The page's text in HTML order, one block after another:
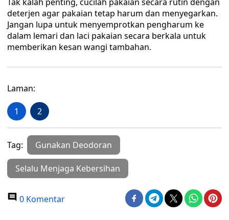
deterjen agar pakaian tetap harum dan menyegarkan.
Jangan lupa untuk menyemprotkan pengharum ke
dalam lemari dan laci pakaian secara berkala untuk
memberikan kesan wangi tambahan.
Laman:
1 2
Tag: Gunakan Deodoran
Selalu Menjaga Kebersihan
0 Komentar